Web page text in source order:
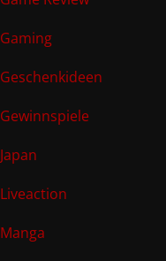
Gaming
Geschenkideen
Gewinnspiele
Japan
Liveaction
Manga